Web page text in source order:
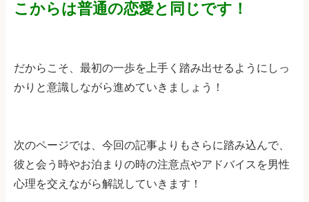
こからは普通の恋愛と同じです！
だからこそ、最初の一歩を上手く踏み出せるようにしっ
かりと意識しながら進めていきましょう！
次のページでは、今回の記事よりもさらに踏み込んで、
彼と会う時やお泊まりの時の注意点やアドバイスを男性
心理を交えながら解説していきます！